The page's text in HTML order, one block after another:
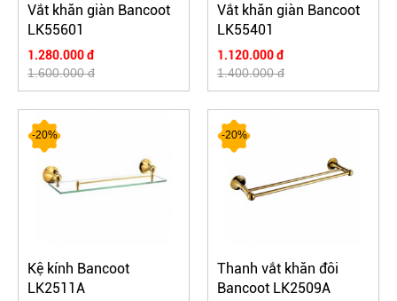
Vắt khăn giàn Bancoot
LK55601
1.280.000 đ
1.600.000 đ
Vắt khăn giàn Bancoot
LK55401
1.120.000 đ
1.400.000 đ
-20%
Kệ kính Bancoot
LK2511A
-20%
Thanh vắt khăn đôi
Bancoot LK2509A